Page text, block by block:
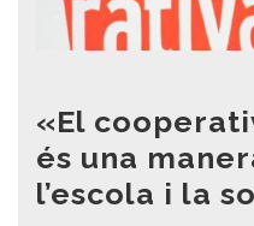
«El
és una
l’escola i la